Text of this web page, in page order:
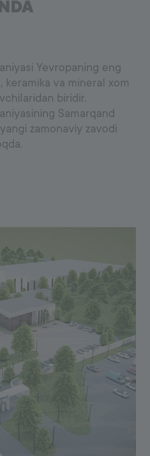
Yevropaning eng
va mineral xom
biridir.
Samarqand
zamonaviy zavodi